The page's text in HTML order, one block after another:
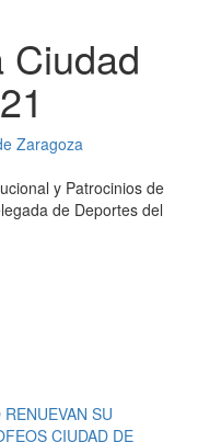
Ciudad
y Patrocinios de
de Deportes del
SU
CIUDAD DE